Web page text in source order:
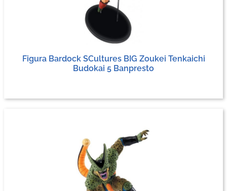
Figura Bardock SCultures BIG Zoukei Tenkaichi
Budokai 5 Banpresto